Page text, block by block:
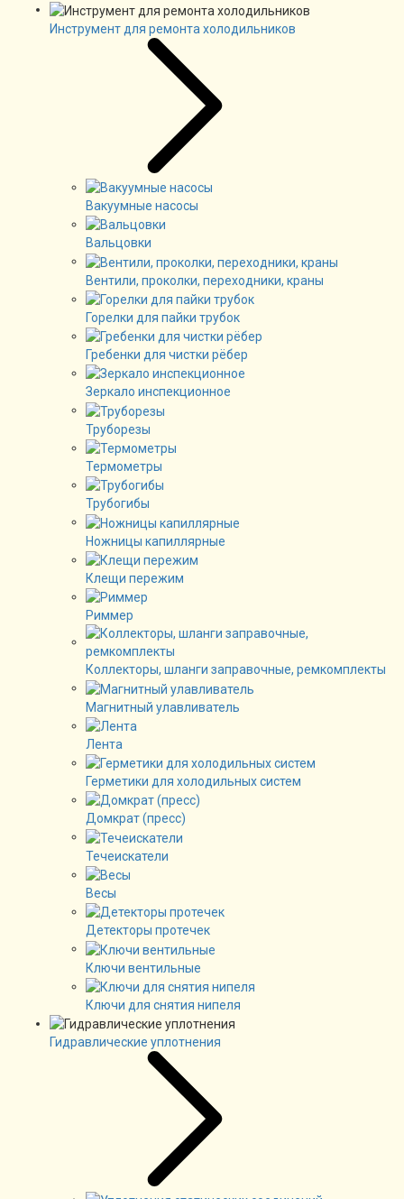
Инструмент для ремонта холодильников
Вакуумные насосы
Вальцовки
Вентили, проколки, переходники, краны
Горелки для пайки трубок
Гребенки для чистки рёбер
Зеркало инспекционное
Труборезы
Термометры
Трубогибы
Ножницы капиллярные
Клещи пережим
Риммер
Коллекторы, шланги заправочные, ремкомплекты
Магнитный улавливатель
Лента
Герметики для холодильных систем
Домкрат (пресс)
Течеискатели
Весы
Детекторы протечек
Ключи вентильные
Ключи для снятия нипеля
Гидравлические уплотнения